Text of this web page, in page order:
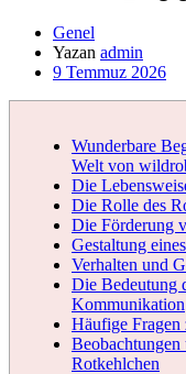
Genel
Yazan admin
Posted
9 Temmuz 2026
Wunderbare
Welt von
Die
Die Rolle des
Die Förderung
Gestaltung
Verhalten und
Die Bedeutung
Kommunikation
Häufige Fragen
Beobachtungen
Rotkehlchen